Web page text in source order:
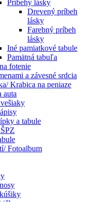
Príbehy lásky
Drevený príbeh
lásky
Farebný príbeh
lásky
Iné pamiatkové tabule
Pamätná tabuľa
fotenie
a závesné srdcia
Krabica na peniaze
auta
a tabule
Fotoalbum